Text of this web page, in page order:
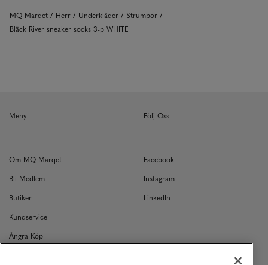
MQ Marqet Herr Underkläder
Strumpor
Bläck River sneaker socks 3-p WHITE
Meny
Om MQ Marqet
Bli Medlem
Butiker
Kundservice
Ångra Köp
Följ Oss
Facebook
Instagram
LinkedIn